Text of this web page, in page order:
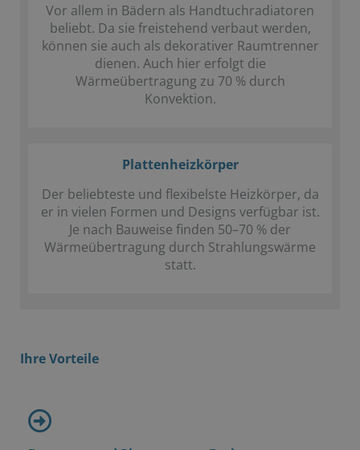
Vor allem in Bädern als Handtuchradiatoren
beliebt. Da sie freistehend verbaut werden,
können sie auch als dekorativer Raumtrenner
dienen. Auch hier erfolgt die
Wärmeübertragung zu 70 % durch
Konvektion.
Plattenheizkörper
Der beliebteste und flexibelste Heizkörper, da
er in vielen Formen und Designs verfügbar ist.
Je nach Bauweise finden 50–70 % der
Wärmeübertragung durch Strahlungswärme
statt.
Ihre Vorteile